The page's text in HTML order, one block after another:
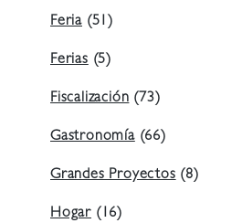
Feria (51)
Ferias(5)
Fiscalización(73)
Gastronomía(66)
Grandes Proyectos(8)
Hogar (16)